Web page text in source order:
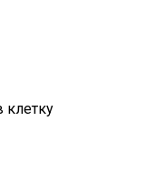
клетку